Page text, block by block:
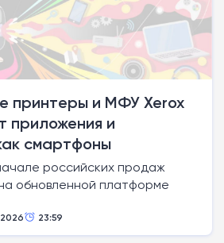
принтеры и МФУ Xerox
приложения и
смартфоны
российских продаж
обновленной платформе
23:59